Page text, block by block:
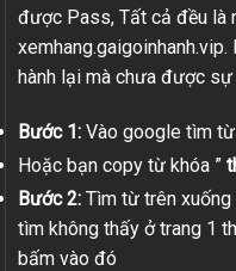
được Pass, Tất cả đều là
hành lại mà chưa được
Bước 1: Vào google tìm từ
Hoặc bạn copy từ khóa ”
Bước 2: Tìm từ trên
tìm không thấy ở trang 1
bấm vào đó